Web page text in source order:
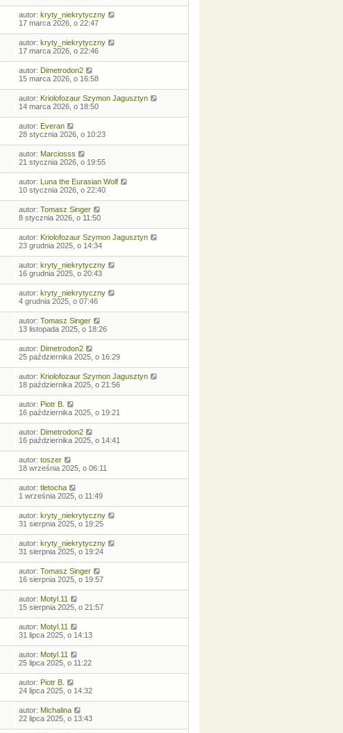
autor: kryty_niekrytyczny
17 marca 2026, o 22:47
autor: kryty_niekrytyczny
17 marca 2026, o 22:46
autor: Dimetrodon2
15 marca 2026, o 16:58
autor: Kriolofozaur Szymon Jagusztyn
14 marca 2026, o 18:50
autor: Everan
28 stycznia 2026, o 10:23
autor: Marciosss
21 stycznia 2026, o 19:55
autor: Luna the Eurasian Wolf
10 stycznia 2026, o 22:40
autor: Tomasz Singer
8 stycznia 2026, o 11:50
autor: Kriolofozaur Szymon Jagusztyn
23 grudnia 2025, o 14:34
autor: kryty_niekrytyczny
16 grudnia 2025, o 20:43
autor: kryty_niekrytyczny
4 grudnia 2025, o 07:46
autor: Tomasz Singer
13 listopada 2025, o 18:26
autor: Dimetrodon2
25 października 2025, o 16:29
autor: Kriolofozaur Szymon Jagusztyn
18 października 2025, o 21:56
autor: Piotr B.
16 października 2025, o 19:21
autor: Dimetrodon2
16 października 2025, o 14:41
autor: toszer
18 września 2025, o 06:11
autor: tletocha
1 września 2025, o 11:49
autor: kryty_niekrytyczny
31 sierpnia 2025, o 19:25
autor: kryty_niekrytyczny
31 sierpnia 2025, o 19:24
autor: Tomasz Singer
16 sierpnia 2025, o 19:57
autor: Motyl.11
15 sierpnia 2025, o 21:57
autor: Motyl.11
31 lipca 2025, o 14:13
autor: Motyl.11
25 lipca 2025, o 11:22
autor: Piotr B.
24 lipca 2025, o 14:32
autor: Michalina
22 lipca 2025, o 13:43